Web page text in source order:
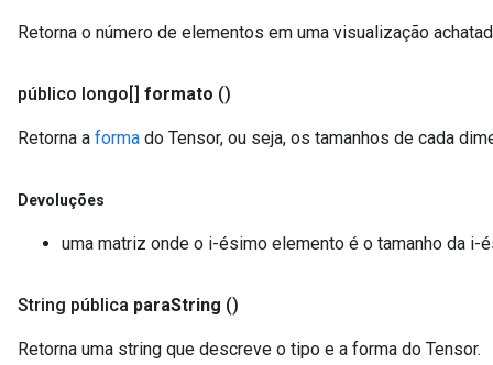
Retorna o número de elementos em uma visualização
público longo[] formato ()
Retorna a forma do Tensor, ou seja, os tamanhos de cada
Devoluções
uma matriz onde o i-ésimo elemento é o tamanho da i-
String pública paraString ()
Retorna uma string que descreve o tipo e a forma do Tensor.